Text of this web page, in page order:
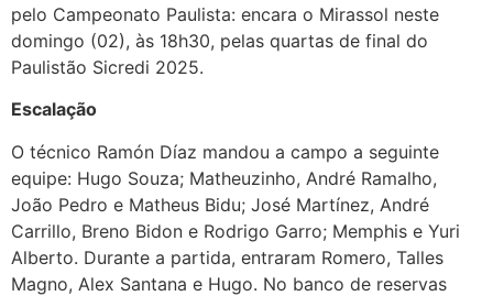
pelo Campeonato Paulista: encara o Mirassol neste
domingo (02), às 18h30, pelas quartas de final do
Paulistão Sicredi 2025.
Escalação
O técnico Ramón Díaz mandou a campo a seguinte
equipe: Hugo Souza; Matheuzinho, André Ramalho,
João Pedro e Matheus Bidu; José Martínez, André
Carrillo, Breno Bidon e Rodrigo Garro; Memphis e Yuri
Alberto. Durante a partida, entraram Romero, Talles
Magno, Alex Santana e Hugo. No banco de reservas